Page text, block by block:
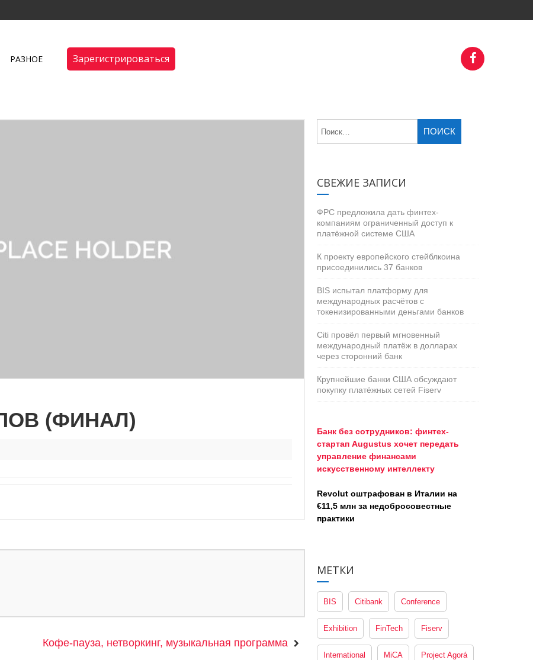
РАЗНОЕ Зарегистрироваться
(ФИНАЛ)
Кофе-пауза, нетворкинг, музыкальная программа
СВЕЖИЕ ЗАПИСИ
ФРС предложила дать финтех-
компаниям ограниченный доступ к
платёжной системе США
К проекту европейского стейблкоина
присоединились 37 банков
BIS испытал платформу для
международных расчётов с
токенизированными деньгами банков
Citi провёл первый мгновенный
международный платёж в долларах
через сторонний банк
Крупнейшие банки США обсуждают
покупку платёжных сетей Fiserv
Банк без сотрудников: финтех-
стартап Augustus хочет передать
управление финансами
искусственному интеллекту
Revolut оштрафован в Италии на
€11,5 млн за недобросовестные
практики
МЕТКИ
BIS Citibank Conference
Exhibition FinTech Fiserv
International MiCA Project Agorá